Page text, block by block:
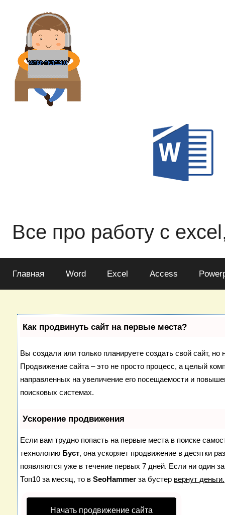
содержимому
Все про работу с
Главная Word Excel Access
Как продвинуть сайт на первые места?
Вы создали или только планируете создать свой сайт, но
Продвижение сайта – это не просто процесс, а целый
направленных на увеличение его посещаемости и
поисковых системах.
Ускорение продвижения
Если вам трудно попасть на первые места в поиске
технологию Буст, она ускоряет продвижение в десятки
появляются уже в течение первых 7 дней. Если ни один
Топ10 за месяц, то в SeoHammer за бустер вернут деньги.
Начать продвижение сайта